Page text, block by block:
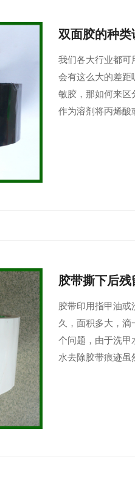
双面胶的种类
我们各大行业都可
会有这么大的差
敏胶，那如何来
作为溶剂将丙烯酸
胶带撕下后残
胶带印用指甲油
久，面积多大，滴
个问题，由于洗甲
水去除胶带痕迹虽